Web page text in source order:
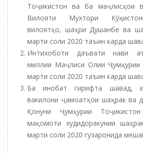
Тоҷикистон ва ба маҷлисҳои
Вилояти Мухтори
вилоятҳо, шаҳри Душанбе ва
марти соли 2020 таъин карда
Интихоботи даъвати нави
миллии Маҷлиси Олии Ҷумҳурии
марти соли 2020 таъин карда
Ба инобат гирифта шавад,
вакилони ҷамоатҳои шаҳрак ва
Қонуни Ҷумҳурии
мақомоти худидоракунии
марти соли 2020 гузаронида